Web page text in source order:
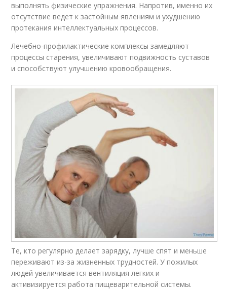
выполнять физические упражнения. Напротив, именно их
отсутствие ведет к застойным явлениям и ухудшению
протекания интеллектуальных процессов.
Лечебно-профилактические комплексы замедляют
процессы старения, увеличивают подвижность суставов
и способствуют улучшению кровообращения.
Те, кто регулярно делает зарядку, лучше спят и меньше
переживают из-за жизненных трудностей. У пожилых
людей увеличивается вентиляция легких и
активизируется работа пищеварительной системы.